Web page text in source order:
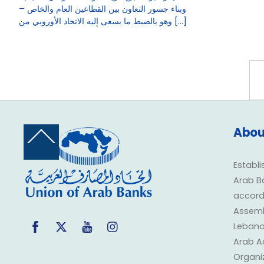
وبناء جسور التعاون بين القطاعين العام والخاص –
وهو بالضبط ما يسعى إليه الاتحاد الأوروبي من […]
Back
Top
Facebook
Twitter YouTube
Arab
Arab